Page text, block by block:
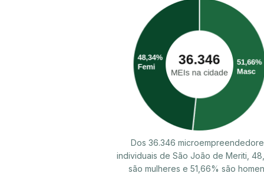
Dos 36.346
individuais de São João de Meriti,
são mulheres e 51,66% são